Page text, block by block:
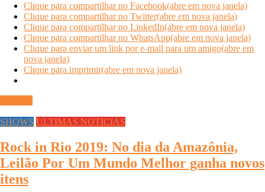
Clique para compartilhar no Facebook(abre em nova janela)
Clique para compartilhar no Twitter(abre em nova janela)
Clique para compartilhar no LinkedIn(abre em nova janela)
Clique para compartilhar no WhatsApp(abre em nova janela)
Clique para enviar um link por e-mail para um amigo(abre em
nova janela)
Clique para imprimir(abre em nova janela)
SHOWS ÚLTIMAS NOTÍCIAS
Rock in Rio 2019: No dia da Amazônia,
Leilão Por Um Mundo Melhor ganha novos
itens